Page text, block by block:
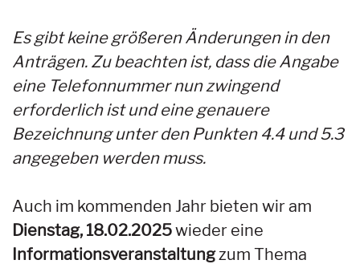
Es gibt keine größeren Änderungen in den
Anträgen. Zu beachten ist, dass die Angabe
eine Telefonnummer nun zwingend
erforderlich ist und eine genauere
Bezeichnung unter den Punkten 4.4 und 5.3
angegeben werden muss.
Auch im kommenden Jahr bieten wir am
Dienstag, 18.02.2025wieder eine
Informationsveranstaltungzum Thema